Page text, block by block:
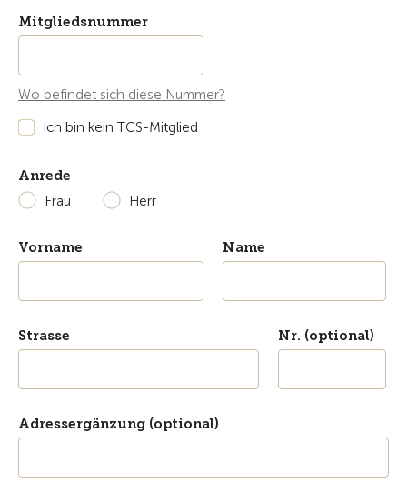
Mitgliedsnummer
Wo befindet sich diese Nummer?
Ich bin kein TCS-Mitglied
Anrede
Frau
Herr
Vorname Name
Strasse Nr. (optional)
Adressergänzung (optional)